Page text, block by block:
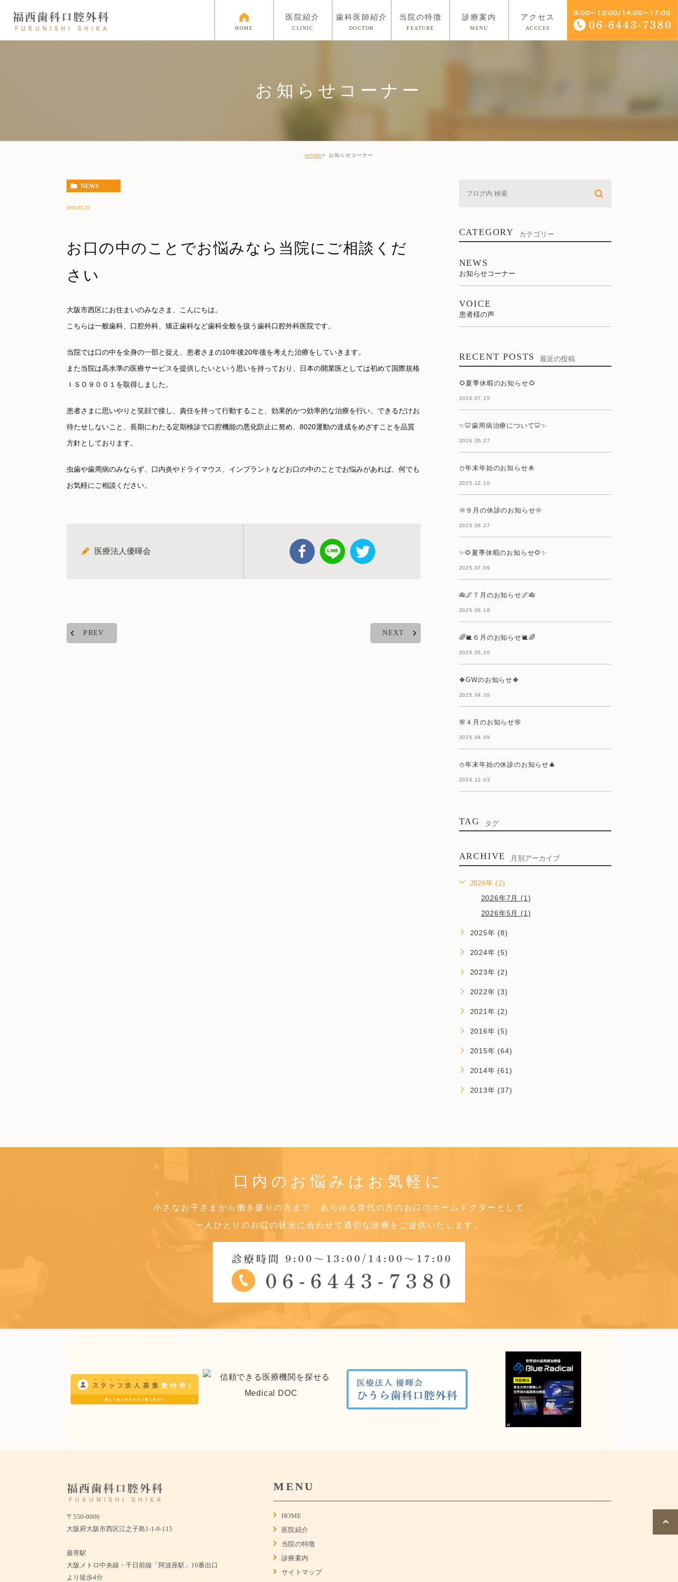
HOME
医院紹介
CLINIC
歯科医師紹介
DOCTOR
当院の特徴
FEATURE
診療案内
MENU
アクセス
ACCCES
お知らせコーナー
HOME お知らせコーナー
NEWS
2015.03.25
お口の中のことでお悩みなら当院にご相談くだ
さい
大阪市西区にお住まいのみなさま、こんにちは。
こちらは一般歯科、口腔外科、矯正歯科など歯科全般を扱う歯科口腔外科医院です。
当院では口の中を全身の一部と捉え、患者さまの10年後20年後を考えた治療をしていきます。
また当院は高水準の医療サービスを提供したいという思いを持っており、日本の開業医としては初めて国際規格
ＩＳＯ９００１を取得しました。
患者さまに思いやりと笑顔で接し、責任を持って行動すること、効果的かつ効率的な治療を行い、できるだけお
待たせしないこと、長期にわたる定期検診で口腔機能の悪化防止に努め、8020運動の達成をめざすことを品質
方針としております。
虫歯や歯周病のみならず、口内炎やドライマウス、インプラントなどお口の中のことでお悩みがあれば、何でも
お気軽にご相談ください。
医療法人優暉会
PREV NEXT
CATEGORY カテゴリー
NEWS
お知らせコーナー
VOICE
患者様の声
RECENT POSTS 最近の投稿
🌻夏季休暇のお知らせ🌻
2026.07.15
✨🦷歯周病治療について🦷✨
2026.05.27
⛄年末年始のお知らせ🎍
2025.12.10
🌞９月の休診のお知らせ🌞
2025.08.27
✨🌻夏季休暇のお知らせ🌻✨
2025.07.09
🎋🌌７月のお知らせ🌌🎋
2025.06.18
🌈🐌６月のお知らせ🐌🌈
2025.05.20
🍀GWのお知らせ🍀
2025.04.30
🌸４月のお知らせ🌸
2025.04.09
⛄年末年始の休診のお知らせ🎄
2024.12.03
TAG タグ
ARCHIVE 月別アーカイブ
2026年 (2)
2026年7月 (1)
2026年5月 (1)
2025年 (8)
2024年 (5)
2023年 (2)
2022年 (3)
2021年 (2)
2016年 (5)
2015年 (64)
2014年 (61)
2013年 (37)
口内のお悩みは お気軽に
小さなお子さまから働き盛りの方まで、あらゆる世代の方のお口のホームドクターとして
一人ひとりのお口の状況に合わせて適切な診療をご提供いたします。
〒550-0006
大阪府大阪市西区江之子島1-1-9-115
最寄駅
大阪メトロ中央線・千日前線「阿波座駅」10番出口
より徒歩4分
MENU
HOME
医院紹介
当院の特徴
診療案内
サイトマップ